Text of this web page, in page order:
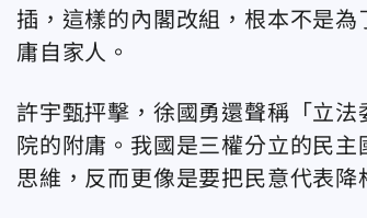
插，這樣的內閣改組，根本不是
庸自家人。
許宇甄抨擊，徐國勇還聲稱「立
院的附庸。我國是三權分立的民
思維，反而更像是要把民意代表